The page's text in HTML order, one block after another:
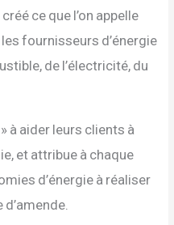
ce que l’on appelle
fournisseurs d’énergie
de l’électricité, du
à aider leurs clients à
et attribue à chaque
d’énergie à réaliser